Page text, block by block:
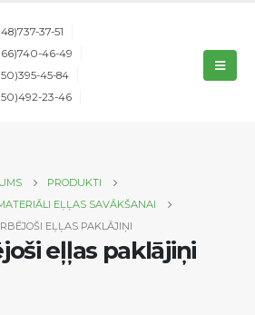
37-51
46-49
45-84
23-46
PRODUKTI
EĻĻAS SAVĀKŠANAI
EĻĻAS PAKLĀJIŅI
eļļas paklājiņi